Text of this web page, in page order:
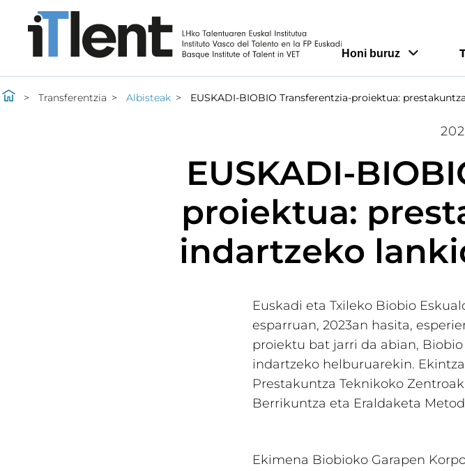
Honi buruz
Transferentzia Albisteak EUSKADI-BIOBIO Transferentzia-proiektua:
EUSKADI-
proiektua:
indartzeko
Euskadi eta Txileko Biobio
esparruan, 2023an hasita,
proiektu bat jarri da abian,
indartzeko helburuarekin.
Prestakuntza Teknikoko
Berrikuntza eta Eraldaketa
Ekimena Biobioko Garapen